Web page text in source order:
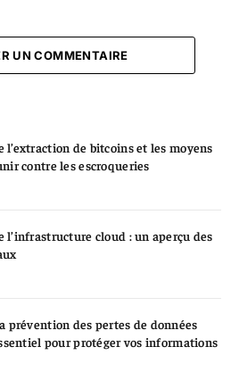
UN COMMENTAIRE
l’extraction de bitcoins et les moyens
contre les escroqueries
l’infrastructure cloud : un aperçu des
prévention des pertes de données
pour protéger vos informations